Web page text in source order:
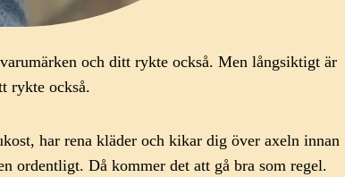
och ditt rykte också. Men långsiktigt är
rykte också.
har rena kläder och kikar dig över axeln innan
ordentligt. Då kommer det att gå bra som regel.